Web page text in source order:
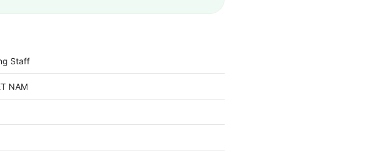
Staff
NAM